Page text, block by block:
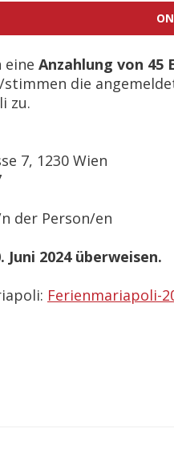
eine Anzahlung von 45
die
zu.
7, 1230 Wien
n der Person/en
2024 überweisen.
Ferienmariapoli-